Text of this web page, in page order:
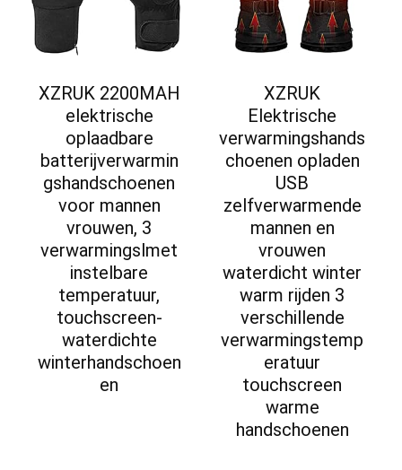
XZRUK 2200MAH
elektrische
oplaadbare
batterijverwarmin
gshandschoenen
voor mannen
vrouwen, 3
verwarmingslmet
instelbare
temperatuur,
touchscreen-
waterdichte
winterhandschoen
en
XZRUK
Elektrische
verwarmingshands
choenen opladen
USB
zelfverwarmende
mannen en
vrouwen
waterdicht winter
warm rijden 3
verschillende
verwarmingstemp
eratuur
touchscreen
warme
handschoenen